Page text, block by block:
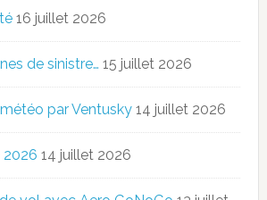
16 juillet 2026
de sinistre… 15 juillet 2026
par Ventusky 14 juillet 2026
2026 14 juillet 2026